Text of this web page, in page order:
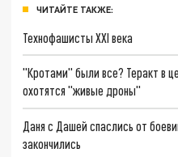
ЧИТАЙТЕ ТАКЖЕ:
Технофашисты XXI века
"Кротами" были все? Теракт в
охотятся "живые дроны"
Даня с Дашей спаслись от
закончились